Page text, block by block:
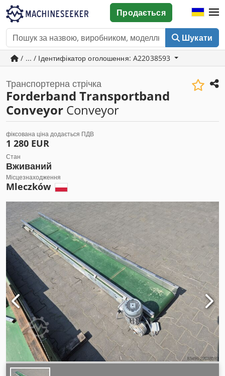
Шукати
Продається
/ ... / Ідентифікатор оголошення: A22038593
Транспортерна стрічка
Forderband Transportband
Conveyor Conveyor
фіксована ціна додається ПДВ
1 280 EUR
Стан
Вживаний
Місцезнаходження
Mleczków